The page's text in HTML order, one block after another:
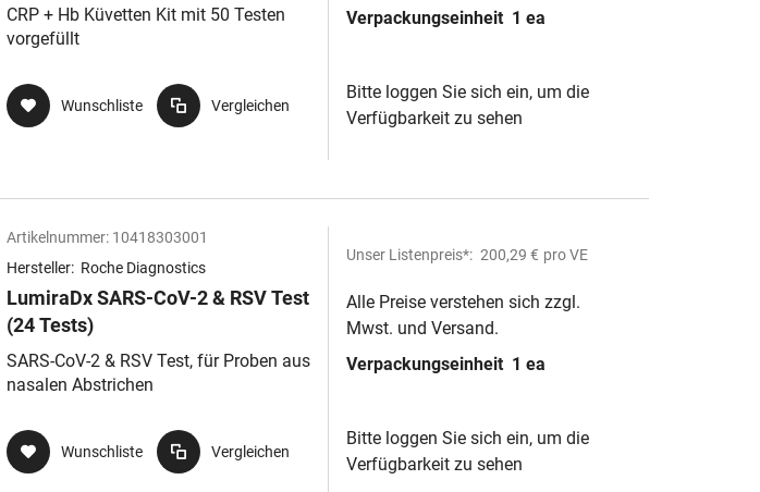
CRP + Hb Küvetten Kit mit 50 Testen
vorgefüllt
Wunschliste Vergleichen
Verpackungseinheit 1 ea
Bitte loggen Sie sich ein, um die
Verfügbarkeit zu sehen
Artikelnummer: 10418303001
Hersteller: Roche Diagnostics
LumiraDx SARS-CoV-2 & RSV Test
(24 Tests)
SARS-CoV-2 & RSV Test, für Proben aus
nasalen Abstrichen
Wunschliste Vergleichen
Unser Listenpreis*: 200,29 € pro VE
Alle Preise verstehen sich zzgl.
Mwst. und Versand.
Verpackungseinheit 1 ea
Bitte loggen Sie sich ein, um die
Verfügbarkeit zu sehen